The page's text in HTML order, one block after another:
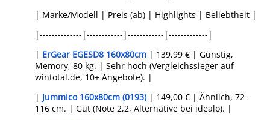
| Marke/Modell | Preis (ab) | Highlights | Beliebtheit |
|--------------|------------|------------|-------------|
| ErGear EGESD8 160x80cm | 139,99 € | Günstig,
Memory, 80 kg. | Sehr hoch (Vergleichssieger auf
wintotal.de, 10+ Angebote). |
| Jummico 160x80cm (0193) | 149,00 € | Ähnlich, 72-
116 cm. | Gut (Note 2,2, Alternative bei idealo). |